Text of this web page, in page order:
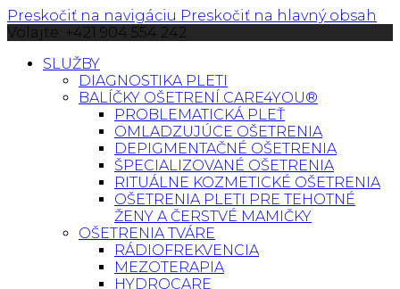
Preskočiť na navigáciu Preskočiť na hlavný obsah
Volajte: +421 904 554 242
SLUŽBY
DIAGNOSTIKA PLETI
BALÍČKY OŠETRENÍ CARE4YOU®
PROBLEMATICKÁ PLEŤ
OMLADZUJÚCE OŠETRENIA
DEPIGMENTAČNÉ OŠETRENIA
ŠPECIALIZOVANÉ OŠETRENIA
RITUÁLNE KOZMETICKÉ OŠETRENIA
OŠETRENIA PLETI PRE TEHOTNÉ
ŽENY A ČERSTVÉ MAMIČKY
OŠETRENIA TVÁRE
RÁDIOFREKVENCIA
MEZOTERAPIA
HYDROCARE